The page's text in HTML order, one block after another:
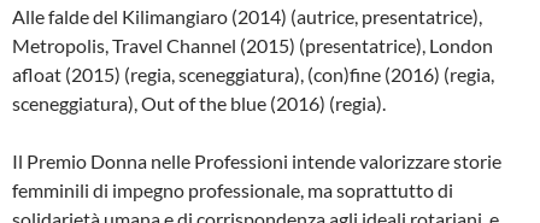
Alle falde del Kilimangiaro (2014) (autrice, presentatrice),
Metropolis, Travel Channel (2015) (presentatrice), London
afloat (2015) (regia, sceneggiatura), (con)fine (2016) (regia,
sceneggiatura), Out of the blue (2016) (regia).
Il Premio Donna nelle Professioni intende valorizzare storie
femminili di impegno professionale, ma soprattutto di
solidarietà umana e di corrispondenza agli ideali rotariani, e